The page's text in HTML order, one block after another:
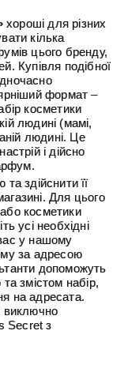
хороші для різних
кілька
цього бренду,
Купівля подібної
формат –
косметики
людині (мамі,
людині. Це
і дійсно
здійснити її
Для цього
або косметики
усі необхідні
у нашому
за адресою
допоможуть
змістом набір,
на адресата.
виключно
Secret з